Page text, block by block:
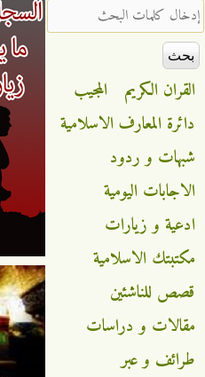
‏إدخال كلمات البحث ‏
القران الكريم
المجيب
دائرة المعارف الاسلامية
شبهات و ردود
الاجابات اليومية
ادعية و زيارات
مكتبتك الاسلامية
قصص للناشئين
مقالات و دراسات
طرائف و عبر